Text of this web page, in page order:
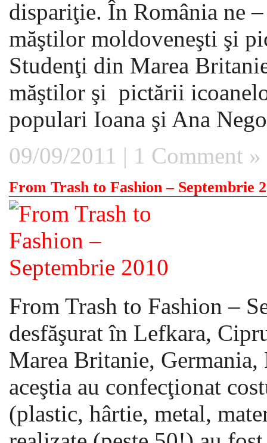
dispariţie. În România ne
măştilor moldoveneşti şi
Studenţi din Marea
măştilor şi pictării
populari Ioana şi Ana
09/09/2011 | 1 Comment »
From Trash to Fashion – Septembrie
From Trash to Fashion –
desfăşurat în Lefkara,
Marea Britanie, Germania,
aceştia au confecţionat
(plastic, hârtie, metal,